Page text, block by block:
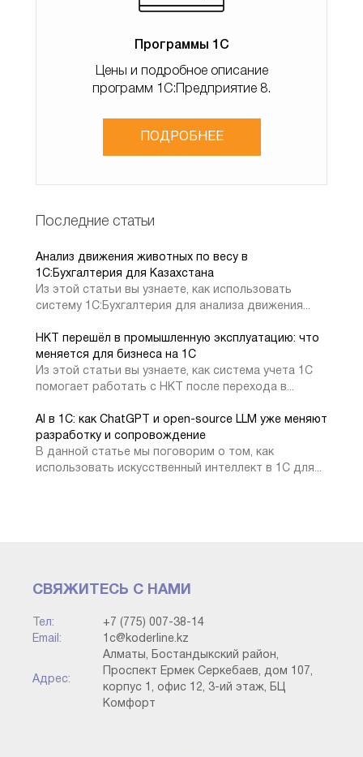
Отправить сейчас
Переходим к следующему отчету.
номенклатуры по складам в 1С:
Данный отчет показывает то же самое что и
предыдущий отчет за исключением того, что в данном
3. Отчет Остатки товаров в
конфигурации 1С: УНФ для
Казахстана
Программы 1С
Цены и подробное описание
программ 1С:Предприятие 8.
ПОДРОБНЕЕ
Последние статьи
Анализ движения животных по весу в
1C:Бухгалтерия для Казахстана
Из этой статьи вы узнаете, как использовать
систему 1С:Бухгалтерия для анализа движения...
НКТ перешёл в промышленную эксплуатацию: что
меняется для бизнеса на 1С
Из этой статьи вы узнаете, как система учета 1С
помогает работать с НКТ после перехода в...
AI в 1С: как ChatGPT и open-source LLM уже меняют
разработку и сопровождение
В данной статье мы поговорим о том, как
использовать искусственный интеллект в 1С для...
СВЯЖИТЕСЬ С НАМИ
Тел:
+7 (775) 007-38-14
Email:
1c@koderline.kz
Адрес:
Алматы, Бостандыкский район,
Проспект Ермек Серкебаев, дом 107,
корпус 1, офис 12, 3-ий этаж, БЦ
Комфорт